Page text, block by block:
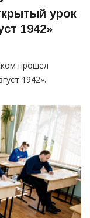
урок
1942»
прошёл
1942».